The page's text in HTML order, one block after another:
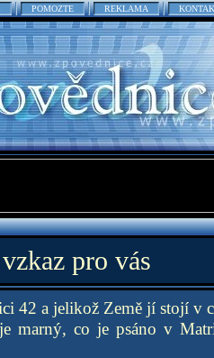
POMOZTE REKLAMA
pro vás
42 a jelikož Země jí stojí v
marný, co je psáno v